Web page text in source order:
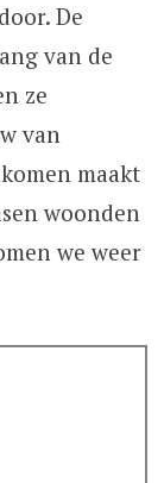
De
van de
ze
van
maakt
woonden
we weer